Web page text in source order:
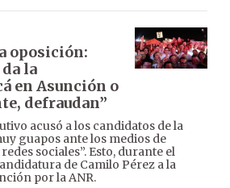
oposición:
la
en Asunción o
defraudan”
acusó a los candidatos de la
guapos ante los medios de
sociales”. Esto, durante el
de Camilo Pérez a la
por la ANR.